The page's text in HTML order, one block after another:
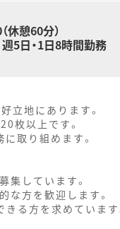
休憩60分）
5日・1日8時間勤務
立地にあります。
枚以上です。
取り組めます。
集しています。
方を歓迎します。
る方を求めています